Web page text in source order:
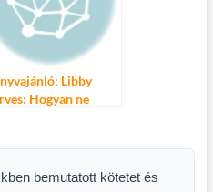
Libby
Hogyan ne
bemutatott kötetet és